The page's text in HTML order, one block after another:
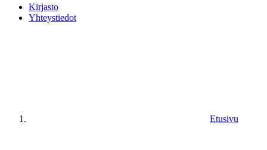
Kirjasto
Yhteystiedot
Etusivu